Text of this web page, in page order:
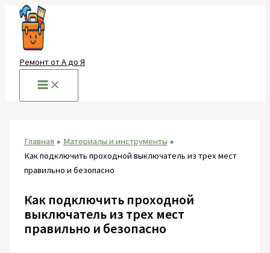
Перейти
содержимому
Ремонт от А до Я
Главная
Материалы и инструменты
Как подключить проходной выключатель из трех мест
правильно и безопасно
Как подключить проходной
выключатель из трех мест
правильно и безопасно